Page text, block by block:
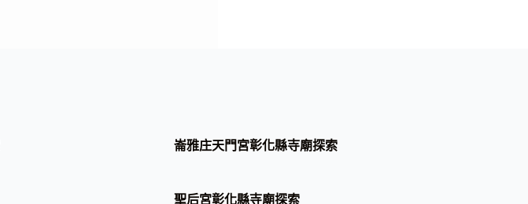
崙雅庄天門宮彰化縣寺廟探索
聖后宮彰化縣寺廟探索